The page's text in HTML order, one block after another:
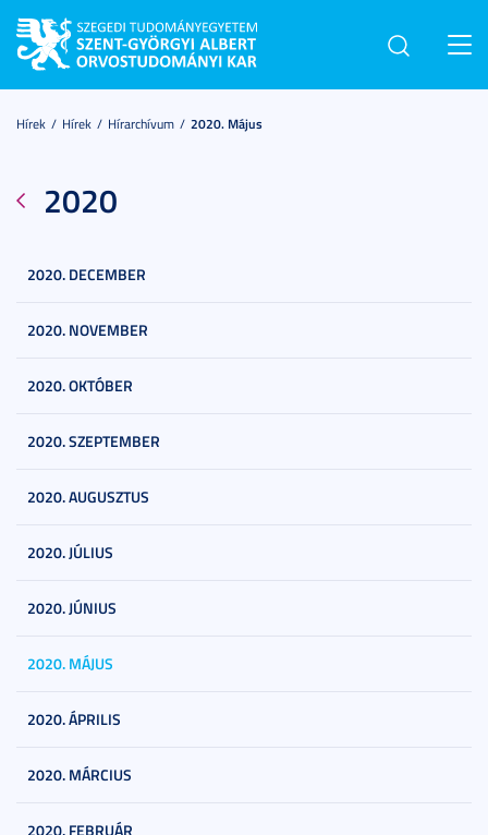
Hírek Hírek Hírarchívum 2020. Május
2020
2020. DECEMBER
2020. NOVEMBER
2020. OKTÓBER
2020. SZEPTEMBER
2020. AUGUSZTUS
2020. JÚLIUS
2020. JÚNIUS
2020. MÁJUS
2020. ÁPRILIS
2020. MÁRCIUS
2020. FEBRUÁR